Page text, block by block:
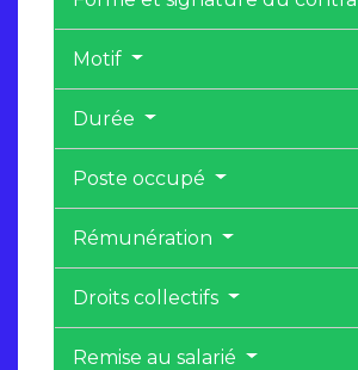
Motif
Durée
Poste occupé
Rémunération
Droits collectifs
Remise au salarié